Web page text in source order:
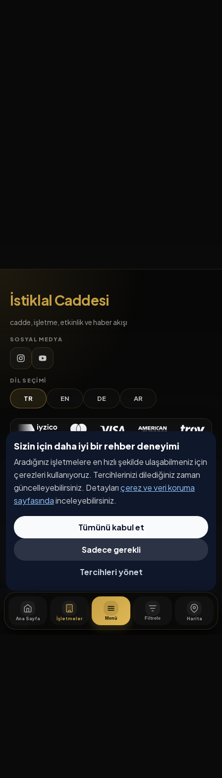
Sizin için daha iyi bir rehber deneyimi
Aradığınız işletmelere en hızlı şekilde ulaşabilmeniz için
çerezleri kullanıyoruz. Tercihlerinizi dilediğiniz zaman
güncelleyebilirsiniz. Detaylarıçerez ve veri koruma
sayfasındainceleyebilirsiniz.
Tümünü kabul et
Sadece gerekli
Tercihleri yönet
Ana Sayfa İşletmeler Menü Filtrele Harita
İstiklal Caddesi
cadde, işletme, etkinlik ve haber akışı
SOSYAL MEDYA
DIL SEÇIMI
TR EN DE AR
Keşfet
İşletmeler
Etkinlikler
Haberler
İşletme Başvurusu
İletişim